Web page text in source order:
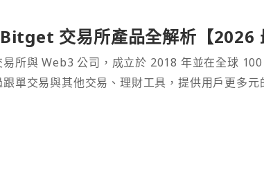
交易所產品全解析【2026
所與 Web3 公司，成立於 2018 年並在全球
單交易與其他交易、理財工具，提供用戶更多元